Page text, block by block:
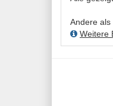
Andere als
Weitere